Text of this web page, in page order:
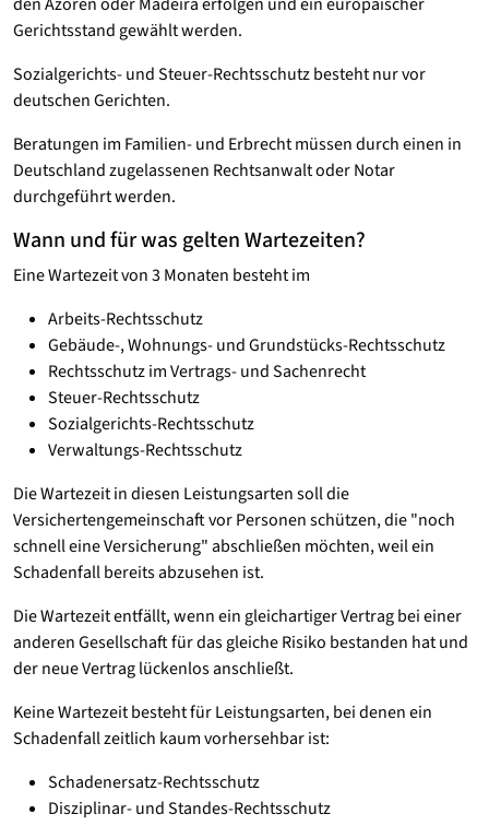
Gerichtsstand gewählt werden.
Sozialgerichts- und Steuer-Rechtsschutz besteht nur vor
deutschen Gerichten.
Beratungen im Familien- und Erbrecht müssen durch einen in
Deutschland zugelassenen Rechtsanwalt oder Notar
durchgeführt werden.
Wann und für was gelten Wartezeiten?
Eine Wartezeit von 3 Monaten besteht im
Arbeits-Rechtsschutz
Gebäude-, Wohnungs- und Grundstücks-Rechtsschutz
Rechtsschutz im Vertrags- und Sachenrecht
Steuer-Rechtsschutz
Sozialgerichts-Rechtsschutz
Verwaltungs-Rechtsschutz
Die Wartezeit in diesen Leistungsarten soll die
Versichertengemeinschaft vor Personen schützen, die "noch
schnell eine Versicherung" abschließen möchten, weil ein
Schadenfall bereits abzusehen ist.
Die Wartezeit entfällt, wenn ein gleichartiger Vertrag bei einer
anderen Gesellschaft für das gleiche Risiko bestanden hat und
der neue Vertrag lückenlos anschließt.
Keine Wartezeit besteht für Leistungsarten, bei denen ein
Schadenfall zeitlich kaum vorhersehbar ist:
Schadenersatz-Rechtsschutz
Disziplinar- und Standes-Rechtsschutz